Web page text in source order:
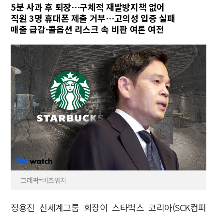
5분 사과 후 퇴장…구체적 재발방지책 없어
직원 3명 휴대폰 제출 거부…고의성 입증 실패
매출 급감·콜옵션 리스크 속 비판 여론 여전
그래픽=비즈워치
정용진 신세계그룹 회장이 스타벅스 코리아(SCK컴퍼